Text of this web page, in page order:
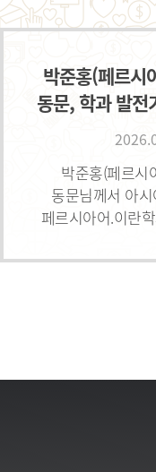
박준홍(페르시
동문, 학과 발
기
박준홍(페르시
동문님께서 아
페르시아어.이란
감사